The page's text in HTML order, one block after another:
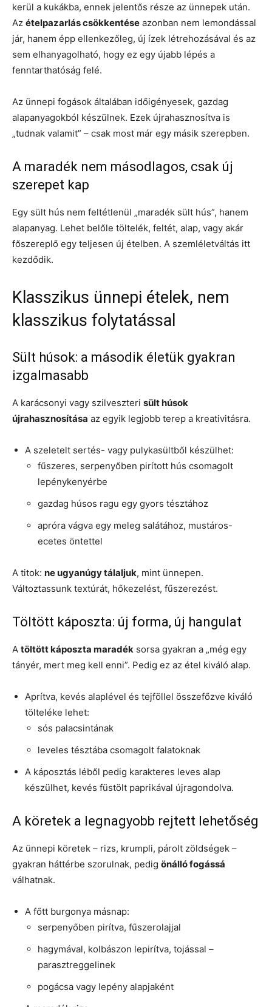
kerül a kukákba, ennek jelentős része az ünnepek után.
Az ételpazarlás csökkentése azonban nem lemondással
jár, hanem épp ellenkezőleg, új ízek létrehozásával és az
sem elhanyagolható, hogy ez egy újabb lépés a
fenntarthatóság felé.
Az ünnepi fogások általában időigényesek, gazdag
alapanyagokból készülnek. Ezek újrahasznosítva is
„tudnak valamit” – csak most már egy másik szerepben.
A maradék nem másodlagos, csak új
szerepet kap
Egy sült hús nem feltétlenül „maradék sült hús”, hanem
alapanyag. Lehet belőle töltelék, feltét, alap, vagy akár
főszereplő egy teljesen új ételben. A szemléletváltás itt
kezdődik.
Klasszikus ünnepi ételek, nem
klasszikus folytatással
Sült húsok: a második életük gyakran
izgalmasabb
A karácsonyi vagy szilveszteri sült húsok
újrahasznosítása az egyik legjobb terep a kreativitásra.
A szeletelt sertés- vagy pulykasültből készülhet:
fűszeres, serpenyőben pirított hús csomagolt
lepénykenyérbe
gazdag húsos ragu egy gyors tésztához
apróra vágva egy meleg salátához, mustáros-
ecetes öntettel
A titok: ne ugyanúgy tálaljuk, mint ünnepen.
Változtassunk textúrát, hőkezelést, fűszerezést.
Töltött káposzta: új forma, új hangulat
A töltött káposzta maradék sorsa gyakran a „még egy
tányér, mert meg kell enni”. Pedig ez az étel kiváló alap.
Aprítva, kevés alaplével és tejföllel összefőzve kiváló
tölteléke lehet:
sós palacsintának
leveles tésztába csomagolt falatoknak
A káposztás léből pedig karakteres leves alap
készülhet, kevés füstölt paprikával újragondolva.
A köretek a legnagyobb rejtett lehetőség
Az ünnepi köretek – rizs, krumpli, párolt zöldségek –
gyakran háttérbe szorulnak, pedig önálló fogássá
válhatnak.
A főtt burgonya másnap:
serpenyőben pirítva, fűszerolajjal
hagymával, kolbászon lepirítva, tojással –
parasztreggelinek
pogácsa vagy lepény alapjaként